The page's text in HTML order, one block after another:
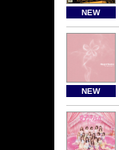
NEW
NEW